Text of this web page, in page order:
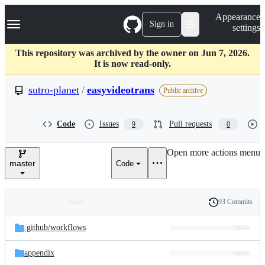
k
p
c
Navigation Menu Sign in
Appearance
settings
This repository was archived by the owner on Jun 7, 2026.
It is now read-only.
sutro-planet / easyvideotrans Public archive
Code Issues 9 Pull requests 0
master Code
Open more actions menu
and
files
Latest
commit
History
93 Commits
.github/workflows
appendix